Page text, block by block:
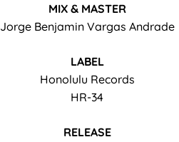
MIX & MASTER
Jorge Benjamin Vargas Andrade
LABEL
Honolulu Records
HR-34
RELEASE